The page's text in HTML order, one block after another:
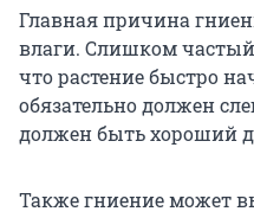
Главная причина
влаги. Слишком
что растение быстро
обязательно должен
должен быть хороший
Также гниение может